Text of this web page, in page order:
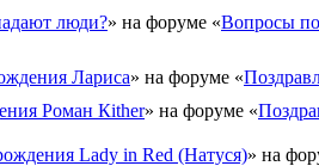
люди?» на форуме «Вопросы
Лариса» на форуме «
Роман Кither» на форуме «
Lady in Red (Натуся)» на